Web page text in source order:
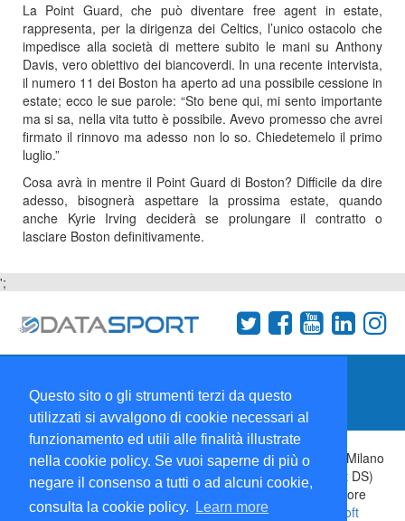
Questo sito o gli strumenti terzi da questo
utilizzati si avvalgono di cookie necessari al
funzionamento ed utili alle finalità illustrate
nella cookie policy. Se vuoi saperne di più o
negare il consenso a tutti o ad alcuni cookie,
consulta la cookie policy.
Learn more
La Point Guard, che può diventare free agent in estate,
rappresenta, per la dirigenza dei Celtics, l’unico ostacolo che
impedisce alla società di mettere subito le mani su Anthony
Davis, vero obiettivo dei biancoverdi. In una recente intervista,
il numero 11 dei Boston ha aperto ad una possibile cessione in
estate; ecco le sue parole: “Sto bene qui, mi sento importante
ma si sa, nella vita tutto è possibile. Avevo promesso che avrei
firmato il rinnovo ma adesso non lo so. Chiedetemelo il primo
luglio.”
Cosa avrà in mentre il Point Guard di Boston? Difficile da dire
adesso, bisognerà aspettare la prossima estate, quando
anche Kyrie Irving deciderà se prolungare il contratto o
lasciare Boston definitivamente.
';
Collabora con noi
Copyright 1995-2026 © Wise Srl Via Palmanova 8 20132 Milano
Italia - P. IVA 09072090963 | ISSN: 2499-2925 (DataSport DS)
Informazioni e richieste di pubblicità:
| Direttore
Responsabile:Sergio Angelo Chiesa| Developed By: P-Soft